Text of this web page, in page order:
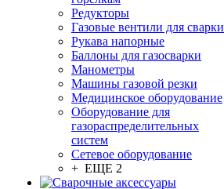
Редукторы
Газовые вентили для сварки
Рукава напорные
Баллоны для газосварки
Манометры
Машины газовой резки
Медицинское оборудование
Оборудование для
газораспределительных
систем
Сетевое оборудование
+ ЕЩЕ 2